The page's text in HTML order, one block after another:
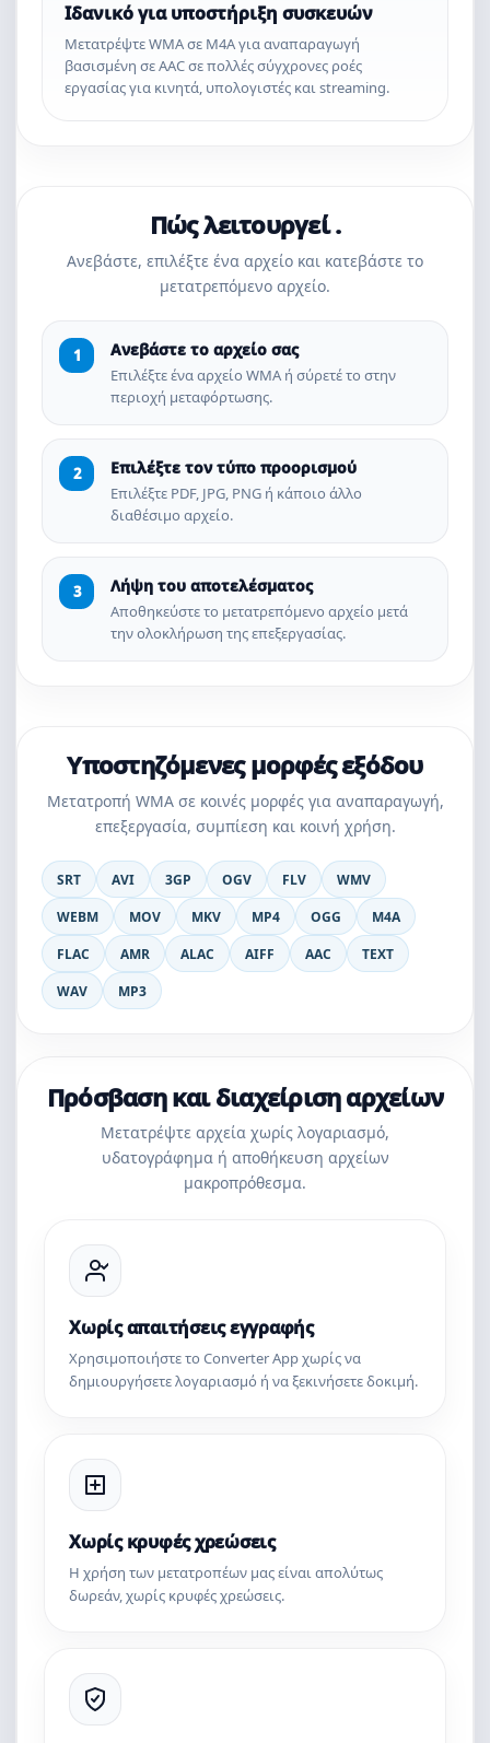
Ιδανικό για υποστήριξη συσκευών
Μετατρέψτε WMA σε M4A για αναπαραγωγή
βασισμένη σε AAC σε πολλές σύγχρονες ροές
εργασίας για κινητά, υπολογιστές και streaming.
Πώς λειτουργεί .
Ανεβάστε, επιλέξτε ένα αρχείο και κατεβάστε το
μετατρεπόμενο αρχείο.
Ανεβάστε το αρχείο σας
Επιλέξτε ένα αρχείο WMA ή σύρετέ το στην
περιοχή μεταφόρτωσης.
Επιλέξτε τον τύπο προορισμού
Επιλέξτε PDF, JPG, PNG ή κάποιο άλλο
διαθέσιμο αρχείο.
Λήψη του αποτελέσματος
Αποθηκεύστε το μετατρεπόμενο αρχείο μετά
την ολοκλήρωση της επεξεργασίας.
Υποστηζόμενες μορφές εξόδου
Μετατροπή WMA σε κοινές μορφές για αναπαραγωγή,
επεξεργασία, συμπίεση και κοινή χρήση.
SRT AVI 3GP OGV FLV
WMV
WEBM
MOV MKV MP4 OGG
M4A
FLAC
AMR ALAC AIFF AAC
TEXT
WAV
MP3
Πρόσβαση και διαχείριση αρχείων
Μετατρέψτε αρχεία χωρίς λογαριασμό,
υδατογράφημα ή αποθήκευση αρχείων
μακροπρόθεσμα.
Χωρίς απαιτήσεις εγγραφής
Χρησιμοποιήστε το Converter App χωρίς να
δημιουργήσετε λογαριασμό ή να ξεκινήσετε δοκιμή.
Χωρίς κρυφές χρεώσεις
Η χρήση των μετατροπέων μας είναι απολύτως
δωρεάν, χωρίς κρυφές χρεώσεις.